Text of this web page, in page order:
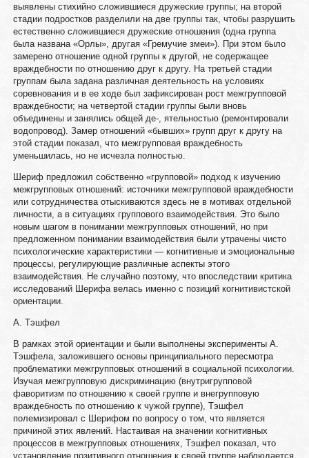
выявлены стихийно сложившиеся дружеские группы; на второй
стадии подростков разделили на две группы так, чтобы разрушить
естественно сложившиеся дружеские отношения (одна группа
была названа «Орлы», другая «Гремучие змеи»). При этом было
замерено отношение одной группы к другой, не содержащее
враждебности по отношению друг к другу. На третьей стадии
группам была задана различная деятельность на условиях
соревнования и в ее ходе был зафиксирован рост межгрупповой
враждебности; на четвертой стадии группы были вновь
объединены и занялись общей де-, ятельностью (ремонтировали
водопровод). Замер отношений «бывших» групп друг к другу на
этой стадии показал, что межгрупповая враждебность
уменьшилась, но не исчезла полностью.
Шериф предложил собственно «групповой» подход к изучению
межгрупповых отношений: источники межгрупповой враждебности
или сотрудничества отыскиваются здесь не в мотивах отдельной
личности, а в ситуациях группового взаимодействия. Это было
новым шагом в понимании межгрупповых отношений, но при
предложенном понимании взаимодействия были утрачены чисто
психологические характеристики — когнитивные и эмоциональные
процессы, регулирующие различные аспекты этого
взаимодействия. Не случайно поэтому, что впоследствии критика
исследований Шерифа велась именно с позиций когнитивистской
ориентации.
А. Тэшфел
В рамках этой ориентации и были выполнены эксперименты А.
Тэшфела, заложившего основы принципиального пересмотра
проблематики межгрупповых отношений в социальной психологии.
Изучая межгрупповую дискриминацию (внутригрупповой
фаворитизм по отношению к своей группе и внегрупповую
враждебность по отношению к чужой группе), Тэшфел
полемизировал с Шерифом по вопросу о том, что является
причиной этих явлений. Настаивая на значении когнитивных
процессов в межгрупповых отношениях, Тэшфел показал, что
установление позитивного отношения к своей группе наблюдается